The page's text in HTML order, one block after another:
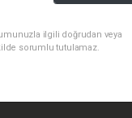
ilgili doğrudan veya
sorumlu tutulamaz.